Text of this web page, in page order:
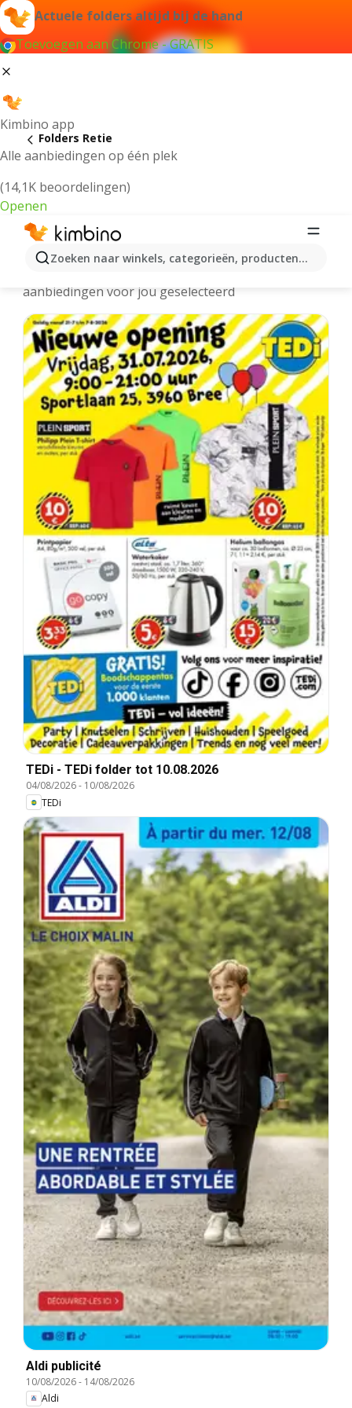
Actuele folders altijd bij de hand
Toevoegen aan Chrome - GRATIS
Kimbino app
Alle aanbiedingen op één plek
(14,1K beoordelingen)
Openen
Zoeken naar winkels, categorieën, producten...
Folders Retie
Retie folders online
aanbiedingen voor jou geselecteerd
TEDi - TEDi folder tot 10.08.2026
04/08/2026- 10/08/2026
TEDi
Aldi publicité
10/08/2026- 14/08/2026
Aldi